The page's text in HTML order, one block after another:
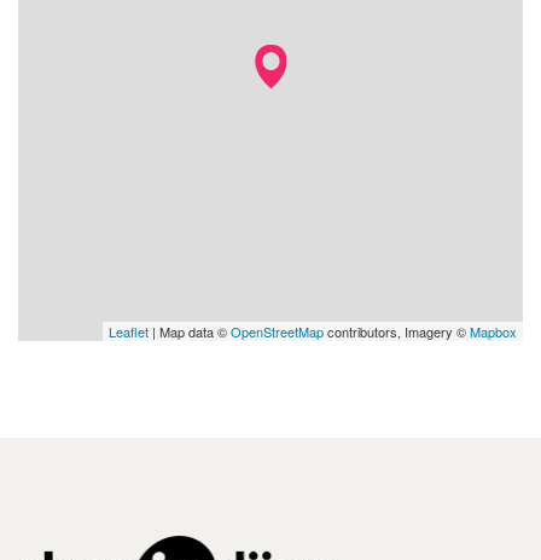
Leaflet | Map data ©OpenStreetMapcontributors, Imagery ©Mapbox